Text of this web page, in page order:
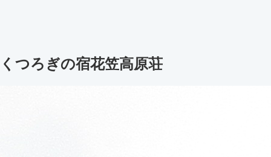
くつろぎの宿花笠高原荘